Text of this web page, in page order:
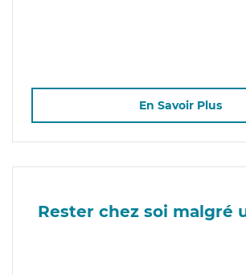
En Savoir Plus
Rester chez soi malgré